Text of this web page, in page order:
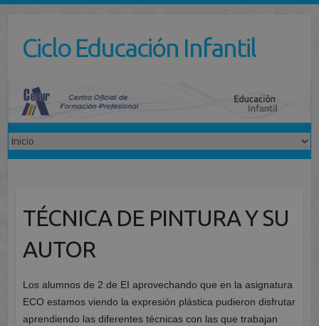
contenidoCiclo Educación Infantil
TÉCNICA DE PINTURA Y SU
AUTOR
Los alumnos de 2 de EI aprovechando que en la asignatura
ECO estamos viendo la expresión plástica pudieron disfrutar
aprendiendo las diferentes técnicas con las que trabajan